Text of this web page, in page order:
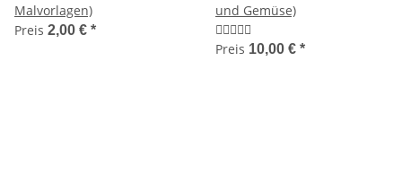
Malvorlagen)
Preis 2,00 € *
und Gemüse)
Preis 10,00 € *